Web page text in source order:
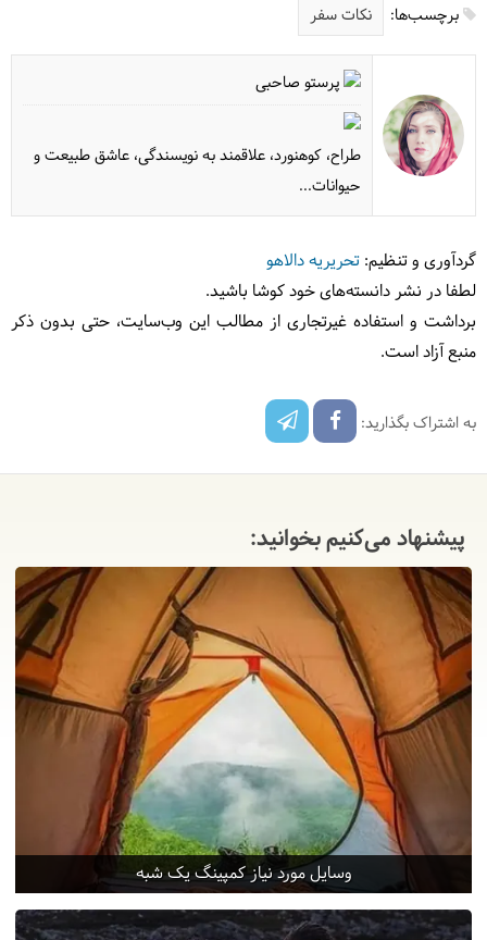
برچسب‌ها: نکات سفر
پرستو صاحبی
طراح، کوهنورد، علاقمند به نویسندگی، عاشق طبیعت و
حیوانات...
گردآوری و تنظیم: تحریریه دالاهو
لطفا در نشر دانسته‌های خود کوشا باشید.
برداشت و استفاده غیرتجاری از مطالب این وب‌سایت، حتی بدون ذکر
منبع آزاد است.
به اشتراک بگذارید:
پیشنهاد می‌کنیم بخوانید:
وسایل مورد نیاز کمپینگ یک شبه